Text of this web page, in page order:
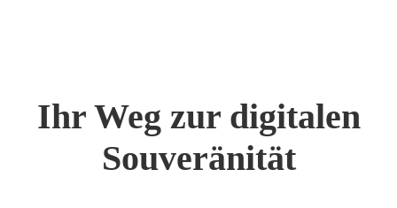
Ihr Weg zur digi­ta­len
Sou­ve­rä­ni­tät